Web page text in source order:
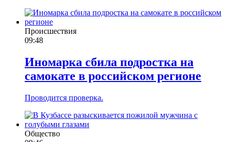
Происшествия
09:48
Иномарка сбила подростка на
самокате в российском регионе
Проводится проверка.
Общество